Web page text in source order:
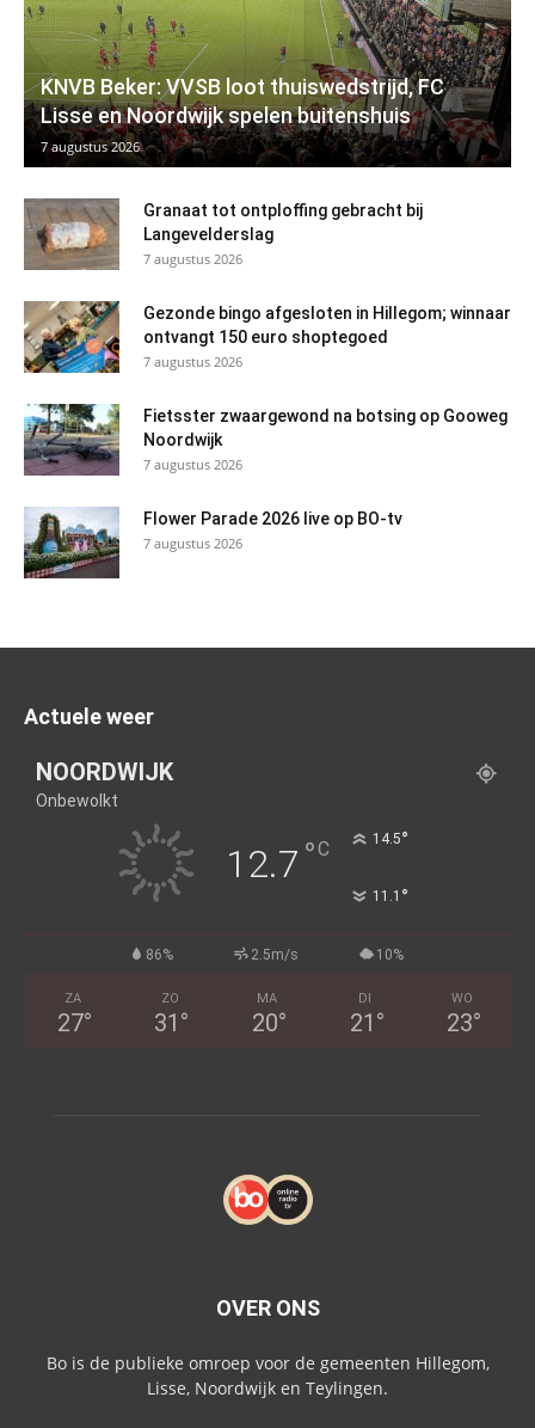
KNVB Beker: VVSB loot thuiswedstrijd, FC
Lisse en Noordwijk spelen buitenshuis
7 augustus 2026
Granaat tot ontploffing gebracht bij
Langevelderslag
7 augustus 2026
Gezonde bingo afgesloten in Hillegom; winnaar
ontvangt 150 euro shoptegoed
7 augustus 2026
Fietsster zwaargewond na botsing op Gooweg
Noordwijk
7 augustus 2026
Flower Parade 2026 live op BO-tv
7 augustus 2026
Actuele weer
NOORDWIJK
Onbewolkt
12.7 °C 14.5°
11.1 °
86% 2.5m/s 10%
ZA
27°
ZO
31 °
MA
20°
DI
21 °
WO
23°
OVER ONS
Bo is de publieke omroep voor de gemeenten Hillegom,
Lisse, Noordwijk en Teylingen.